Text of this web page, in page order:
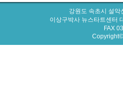
강원도 속초시 설
이상구박사 뉴스타트센터
FAX